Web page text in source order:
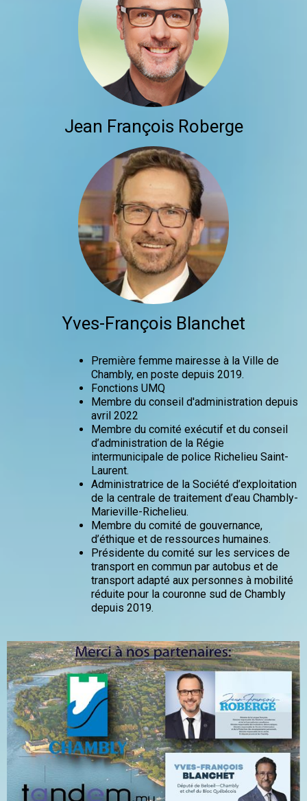
Jean François Roberge
Yves-François Blanchet
Première femme mairesse à la Ville de
Chambly, en poste depuis 2019.
Fonctions UMQ
Membre du conseil d'administration depuis
avril 2022
Membre du comité exécutif et du conseil
d’administration de la Régie
intermunicipale de police Richelieu Saint-
Laurent.
Administratrice de la Société d’exploitation
de la centrale de traitement d’eau Chambly-
Marieville-Richelieu.
Membre du comité de gouvernance,
d’éthique et de ressources humaines.
Présidente du comité sur les services de
transport en commun par autobus et de
transport adapté aux personnes à mobilité
réduite pour la couronne sud de Chambly
depuis 2019.